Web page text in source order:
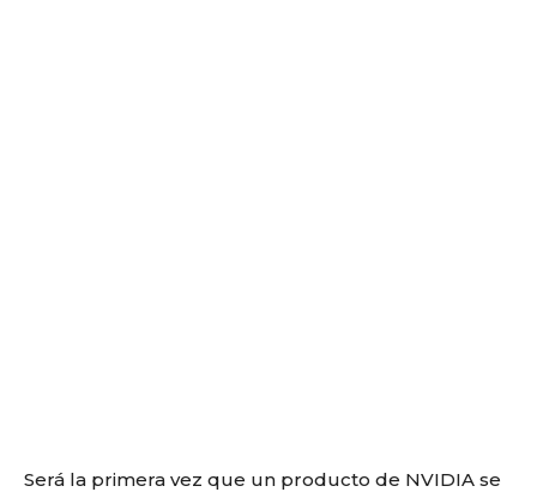
Será la primera vez que un producto de NVIDIA se